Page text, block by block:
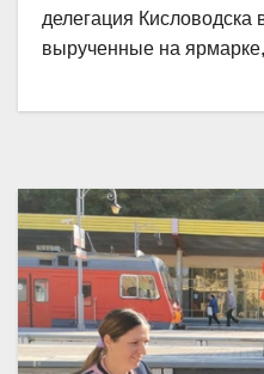
делегация Кисловодска
вырученные на